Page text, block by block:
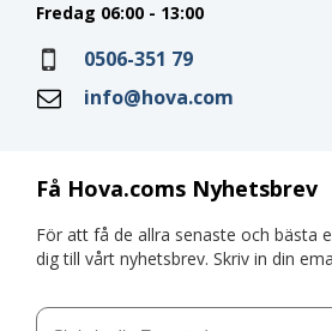
Få Hova.coms Nyhetsbrev
För att få de allra senaste och bästa
dig till vårt nyhetsbrev. Skriv in din
Fredag 06:00 - 13:00
0506-351 79
info@hova.com